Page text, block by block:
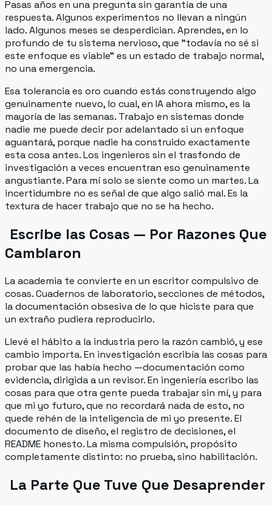
Pasas años en una pregunta sin garantía de una
respuesta. Algunos experimentos no llevan a ningún
lado. Algunos meses se desperdician. Aprendes, en lo
profundo de tu sistema nervioso, que "todavía no sé si
este enfoque es viable" es un estado de trabajo normal,
no una emergencia.
Esa tolerancia es oro cuando estás construyendo algo
genuinamente nuevo, lo cual, en IA ahora mismo, es la
mayoría de las semanas. Trabajo en sistemas donde
nadie me puede decir por adelantado si un enfoque
aguantará, porque nadie ha construido exactamente
esta cosa antes. Los ingenieros sin el trasfondo de
investigación a veces encuentran eso genuinamente
angustiante. Para mí solo se siente como un martes. La
incertidumbre no es señal de que algo salió mal. Es la
textura de hacer trabajo que no se ha hecho.
Escribe las Cosas — Por Razones Que
Cambiaron
La academia te convierte en un escritor compulsivo de
cosas. Cuadernos de laboratorio, secciones de métodos,
la documentación obsesiva de lo que hiciste para que
un extraño pudiera reproducirlo.
Llevé el hábito a la industria pero la razón cambió, y ese
cambio importa. En investigación escribía las cosas para
probar que las había hecho —documentación como
evidencia, dirigida a un revisor. En ingeniería escribo las
cosas para que otra gente pueda trabajar sin mí, y para
que mi yo futuro, que no recordará nada de esto, no
quede rehén de la inteligencia de mi yo presente. El
documento de diseño, el registro de decisiones, el
README honesto. La misma compulsión, propósito
completamente distinto: no prueba, sino habilitación.
La Parte Que Tuve Que Desaprender